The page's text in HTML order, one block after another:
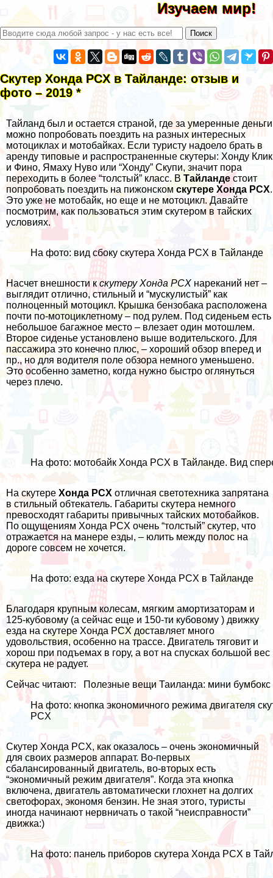
Изучаем мир!
Скутер Хонда PCX в Тайланде: отзыв и
фото – 2019 *
Тайланд был и остается страной, где за умеренные деньги
можно попробовать поездить на разных интересных
мотоциклах и мотобайках. Если туристу надоело брать в
аренду типовые и распространенные скутеры: Хонду Клик
и Фино, Ямаху Нуво или “Хонду” Скупи, значит пора
переходить в более “толстый” класс.В Тайланде стоит
попробовать поездить на пижонском скутере Хонда PCX.
Это уже не мотобайк, но еще и не мотоцикл. Давайте
посмотрим, как пользоваться этим скутером в тайских
условиях.
На фото: вид сбоку скутера Хонда PCX в Тайланде
Насчет внешности к скутеру Хонда PCX нареканий нет –
выглядит отлично, стильный и “мускулистый” как
полноценный мотоцикл. Крышка бензобака расположена
почти по-мотоциклетному – под рулем. Под сиденьем есть
небольшое багажное место – влезает один мотошлем.
Второе сиденье установлено выше водительского. Для
пассажира это конечно плюс, – хороший обзор вперед и
пр., но для водителя поле обзора немного уменьшено.
Это особенно заметно, когда нужно быстро оглянуться
через плечо.
На фото: мотобайк Хонда PCX в Тайланде. Вид
На скутере Хонда PCX отличная светотехника запрятана
в стильный обтекатель. Габариты скутера немного
превосходят габариты привычных тайских мотобайков.
По ощущениям Хонда PCX очень “толстый” скутер, что
отражается на манере езды, – юлить между полос на
дороге совсем не хочется.
На фото: езда на скутере Хонда PCX в Тайланде
Благодаря крупным колесам, мягким амортизаторам и
125-кубовому (а сейчас еще и 150-ти кубовому ) движку
езда на скутере Хонда PCX доставляет много
удовольствия, особенно на трассе. Двигатель тяговит и
хорош при подъемах в гору, а вот на спусках большой вес
скутера не радует.
Сейчас читают:
Полезные вещи Таиланда: мини бумбокс
На фото: кнопка экономичного режима двигателя
PCX
Скутер Хонда PCX, как оказалось – очень экономичный
для своих размеров аппарат. Во-первых
сбалансированный двигатель, во-вторых есть
“экономичный режим двигателя”. Когда эта кнопка
включена, двигатель автоматически глохнет на долгих
светофорах, экономя бензин. Не зная этого, туристы
иногда начинают нервничать о такой “неисправности”
движка:)
На фото: панель приборов скутера Хонда PCX в